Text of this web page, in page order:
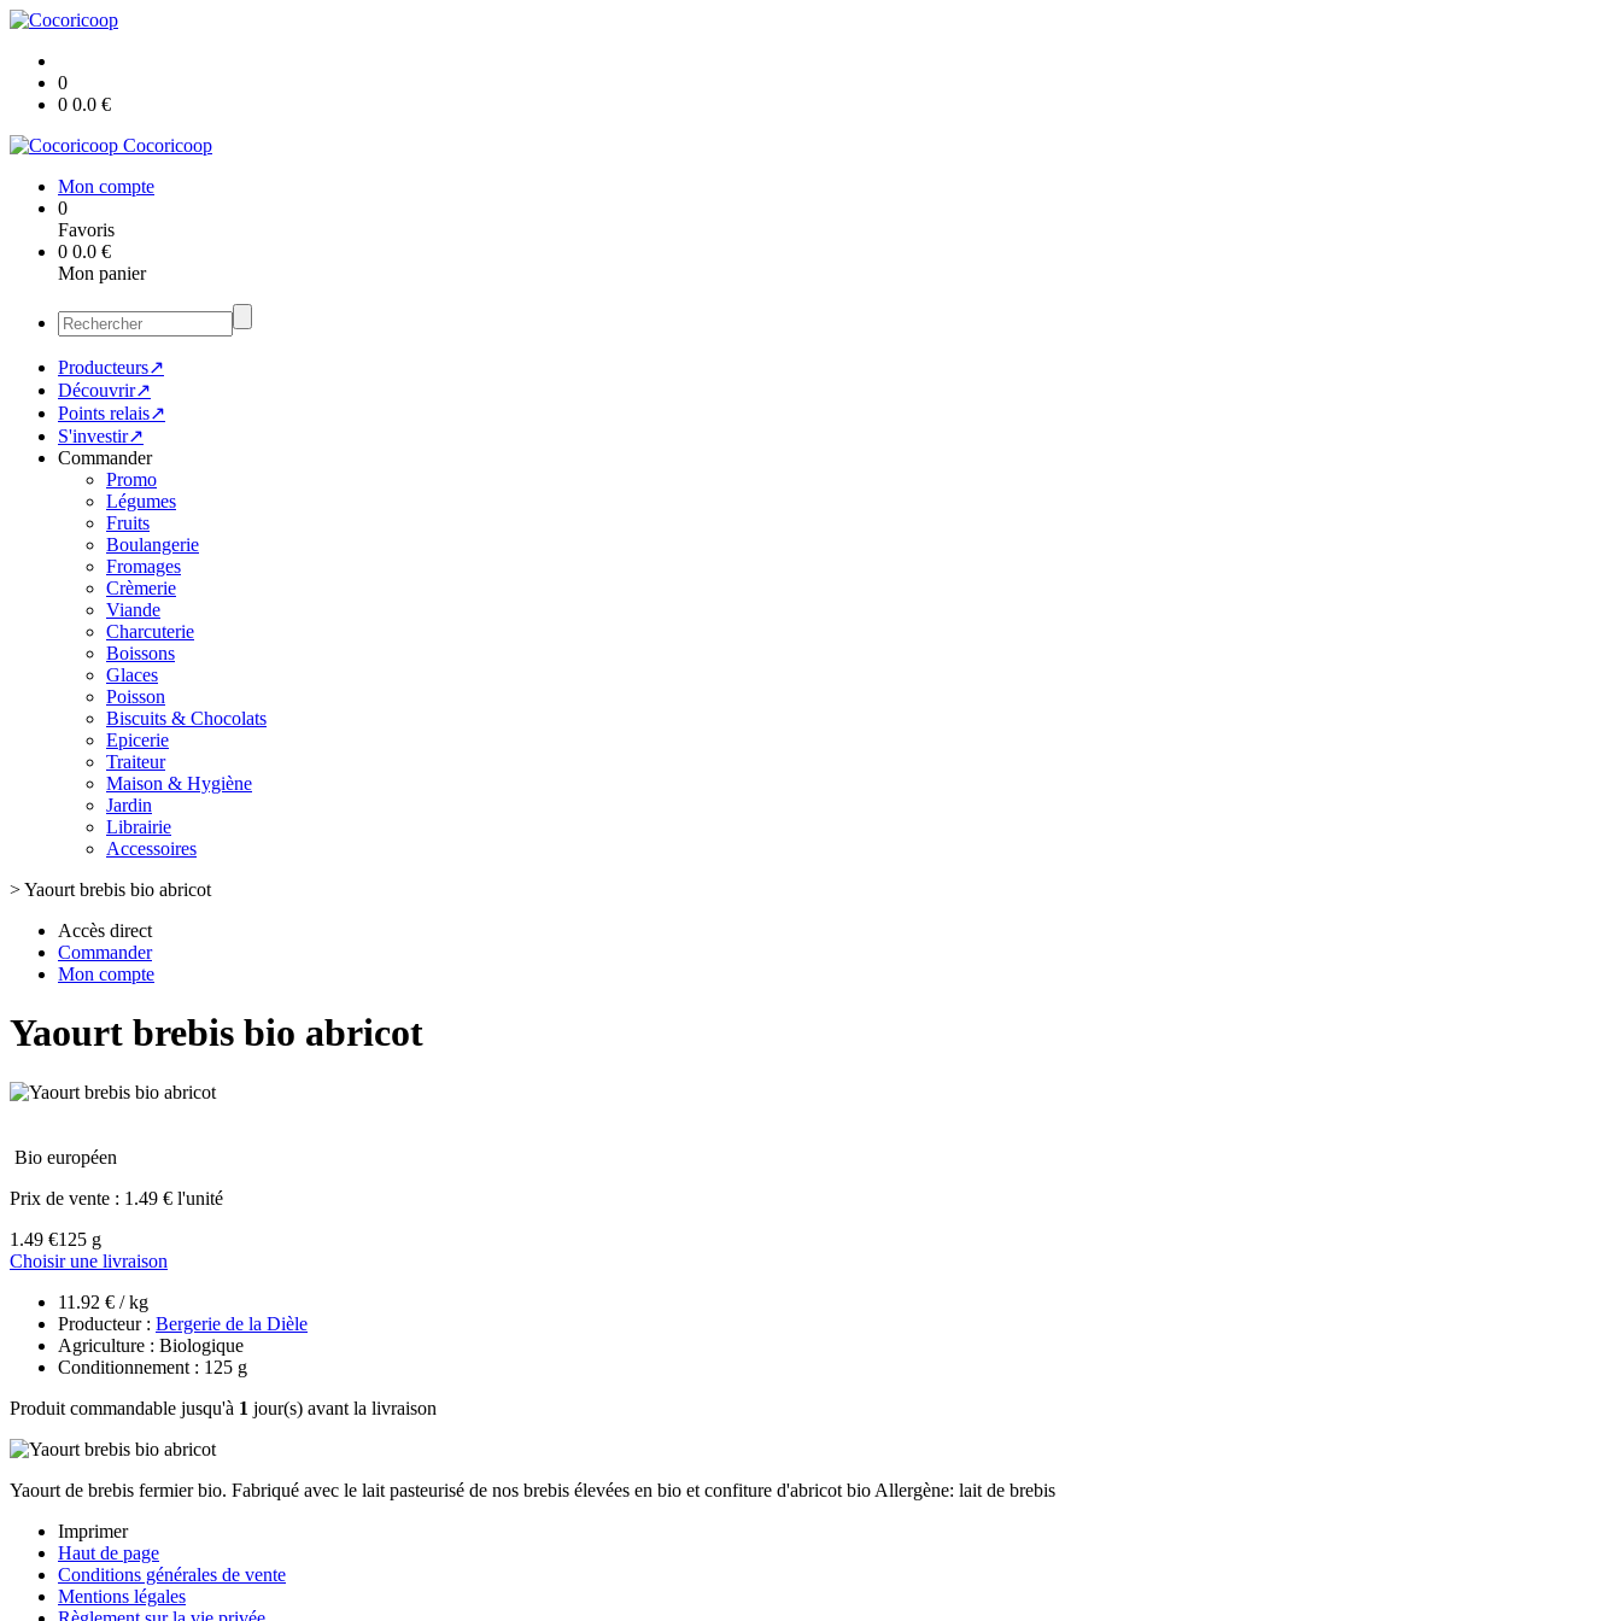
0
0 0.0 €
Cocoricoop
Mon compte
0
Favoris
0 0.0 €
Mon panier
Producteurs↗
Découvrir↗
Points relais↗
S'investir↗
Commander
Promo
Légumes
Fruits
Boulangerie
Fromages
Crèmerie
Viande
Charcuterie
Boissons
Glaces
Poisson
Biscuits & Chocolats
Epicerie
Traiteur
Maison & Hygiène
Jardin
Librairie
Accessoires
>Yaourt brebis bio abricot
Accès direct
Commander
Mon compte
Yaourt brebis bio abricot
Bio européen
Prix de vente : 1.49 € l'unité
1.49 €125 g
Choisir une livraison
11.92 € / kg
Producteur : Bergerie de la Dièle
Agriculture : Biologique
Conditionnement : 125 g
Produit commandable jusqu'à 1 jour(s) avant la livraison
Yaourt de brebis fermier bio. Fabriqué avec le lait pasteurisé de nos brebis élevées en bio et confiture d'abricot bio Allergène: lait de brebis
Imprimer
Haut de page
Conditions générales de vente
Mentions légales